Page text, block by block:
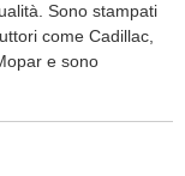
Sono stampati
come Cadillac,
e sono